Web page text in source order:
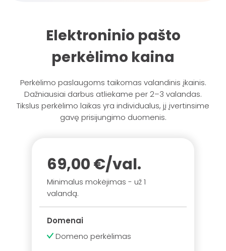
Elektroninio pašto
perkėlimo kaina
Perkėlimo paslaugoms taikomas valandinis įkainis.
Dažniausiai darbus atliekame per 2–3 valandas.
Tikslus perkėlimo laikas yra individualus, jį įvertinsime
gavę prisijungimo duomenis.
69,00 €/val.
Minimalus mokėjimas - už 1
valandą.
Domenai
Domeno perkėlimas